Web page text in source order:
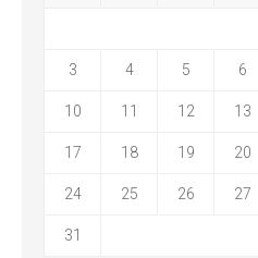
3 4 5 6
10 11 12 13
17 18 19 20
24 25 26 27
31